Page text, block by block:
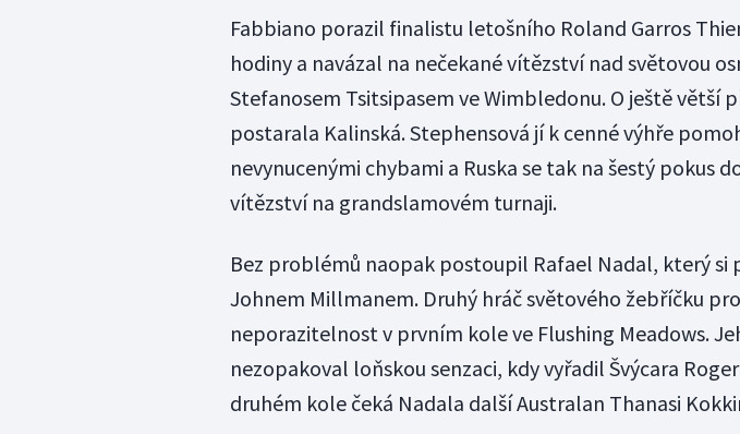
Fabbiano porazil finalistu letošního Roland Garros
hodiny a navázal na nečekané vítězství nad světovou
Stefanosem Tsitsipasem ve Wimbledonu. O ještě větší
postarala Kalinská. Stephensová jí k cenné výhře
nevynucenými chybami a Ruska se tak na šestý pokus
vítězství na grandslamovém turnaji.
Bez problémů naopak postoupil Rafael Nadal, který si
Johnem Millmanem. Druhý hráč světového žebříčku
neporazitelnost v prvním kole ve Flushing Meadows.
nezopakoval loňskou senzaci, kdy vyřadil Švýcara
druhém kole čeká Nadala další Australan Thanasi